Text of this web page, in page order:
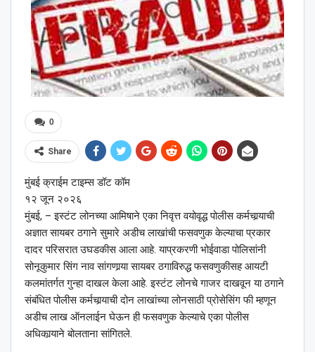
0
Share
मुंबई क्राईम टाइम्स डॉट कॉम
१२ जून २०२६
मुंबई, – इस्टंट लोनच्या आमिषाने एका निवृत्त वयोवृद्ध पोलीस कर्मचार्‍याची
अज्ञात सायबर ठगाने सुमारे अडीच लाखांची फसवणुक केल्याचा प्रकार
दादर परिसरात उघडकीस आला आहे. याप्रकरणी भोईवाडा पोलिसांनी
सोनूकुमार सिंग नाव सांगणार्‍या सायबर ठगाविरुद्ध फसवणुकीसह आयटी
कलमांतर्गत गुन्हा दाखल केला आहे. इस्टंट लोनचे गाजर दाखवून या ठगाने
संबंधित पोलीस कर्मचार्‍याची दोन लाखांच्या लोनसाठी प्रोसेसिंग फी म्हणून
अडीच लाख ऑनलाईन घेऊन ही फसवणुक केल्याचे एका पोलीस
अधिकार्‍याने बोलताना सांगितले.